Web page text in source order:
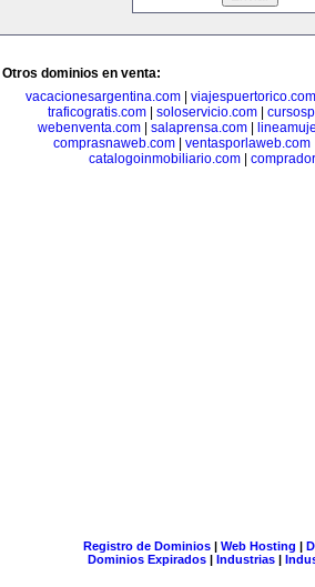
Otros dominios en venta:
vacacionesargentina.com
viajespuertorico.com
traficogratis.com| soloservicio.com|
webenventa.com
salaprensa.com
comprasnaweb.com
ventasporlaweb.com
catalogoinmobiliario.com|
Registro de Dominios| Web Hosting |
Dominios Expirados | Industrias |